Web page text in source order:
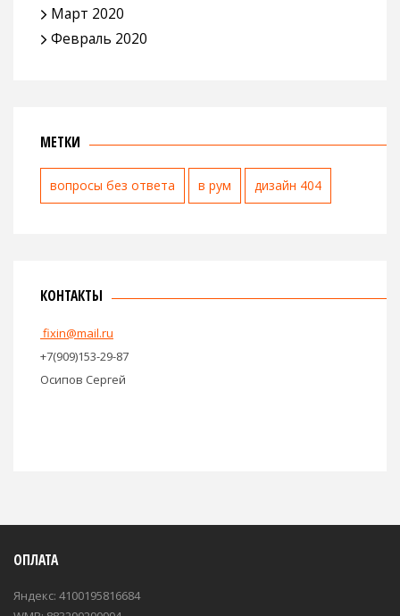
Март 2020
Февраль 2020
МЕТКИ
вопросы без ответа в рум дизайн 404
КОНТАКТЫ
fixin@mail.ru
+7(909)153-29-87
Осипов Сергей
ОПЛАТА
Яндекс: 4100195816684